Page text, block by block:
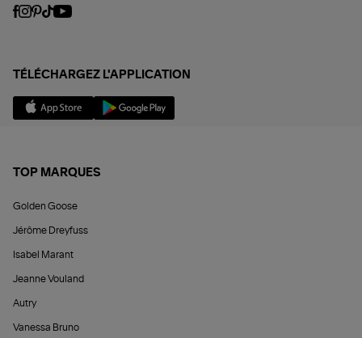
TÉLÉCHARGEZ L'APPLICATION
TOP MARQUES
Golden Goose
Jérôme Dreyfuss
Isabel Marant
Jeanne Vouland
Autry
Vanessa Bruno